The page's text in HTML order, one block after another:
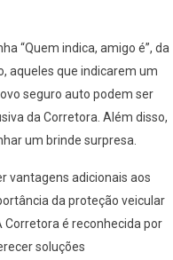
“Quem indica, amigo é”, da
aqueles que indicarem um
seguro auto podem ser
da Corretora. Além disso,
um brinde surpresa.
vantagens adicionais aos
da proteção veicular
Corretora é reconhecida por
soluções